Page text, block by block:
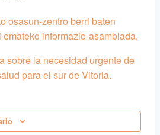
osasun-zentro berri baten
informazio-asamblada.
sobre la necesidad urgente de
para el sur de Vitoria.